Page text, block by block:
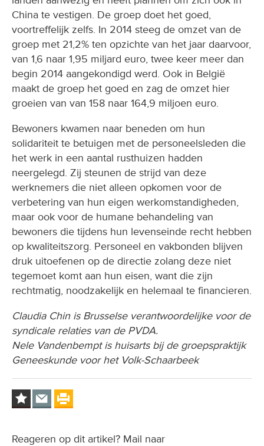
China te vestigen. De groep doet het goed,
voortreffelijk zelfs. In 2014 steeg de omzet van de
groep met 21,2% ten opzichte van het jaar daarvoor,
van 1,6 naar 1,95 miljard euro, twee keer meer dan
begin 2014 aangekondigd werd. Ook in België
maakt de groep het goed en zag de omzet hier
groeien van van 158 naar 164,9 miljoen euro.
Bewoners kwamen naar beneden om hun
solidariteit te betuigen met de personeelsleden die
het werk in een aantal rusthuizen hadden
neergelegd. Zij steunen de strijd van deze
werknemers die niet alleen opkomen voor de
verbetering van hun eigen werkomstandigheden,
maar ook voor de humane behandeling van
bewoners die tijdens hun levenseinde recht hebben
op kwaliteitszorg. Personeel en vakbonden blijven
druk uitoefenen op de directie zolang deze niet
tegemoet komt aan hun eisen, want die zijn
rechtmatig, noodzakelijk en helemaal te financieren.
Claudia Chin is Brusselse verantwoordelijke voor de
syndicale relaties van de PVDA.
Nele Vandenbempt is huisarts bij de groepspraktijk
Geneeskunde voor het Volk-Schaarbeek
Reageren op dit artikel? Mail naar